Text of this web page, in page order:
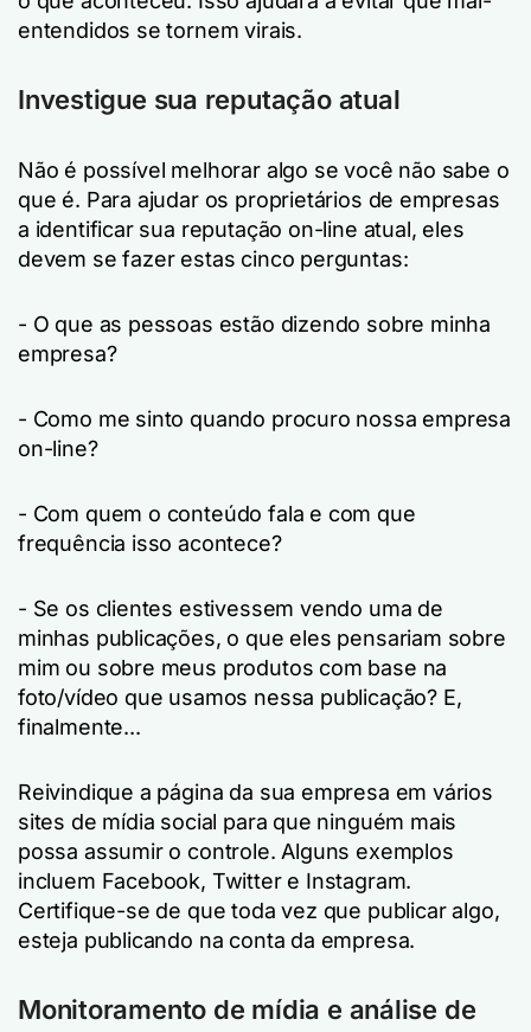
entendidos se tornem virais.
Investigue sua reputação atual
Não é possível melhorar algo se você não sabe o
que é. Para ajudar os proprietários de empresas
a identificar sua reputação on-line atual, eles
devem se fazer estas cinco perguntas:
- O que as pessoas estão dizendo sobre minha
empresa?
- Como me sinto quando procuro nossa empresa
on-line?
- Com quem o conteúdo fala e com que
frequência isso acontece?
- Se os clientes estivessem vendo uma de
minhas publicações, o que eles pensariam sobre
mim ou sobre meus produtos com base na
foto/vídeo que usamos nessa publicação? E,
finalmente...
Reivindique a página da sua empresa em vários
sites de mídia social para que ninguém mais
possa assumir o controle. Alguns exemplos
incluem Facebook, Twitter e Instagram.
Certifique-se de que toda vez que publicar algo,
esteja publicando na conta da empresa.
Monitoramento de mídia e análise de